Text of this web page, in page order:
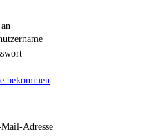
bekommen
Adresse